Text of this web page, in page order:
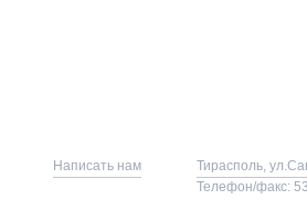
Написать нам
Тирасполь,
Телефон/факс: